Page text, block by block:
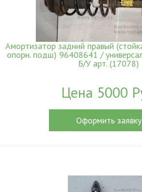
Амортизатор задний правый
опорн. подш) 96408641 /
Б/У арт. (17078)
Цена 5000
Оформить заявку